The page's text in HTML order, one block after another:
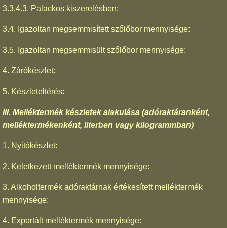
3.3.4.3. Palackos kiszerelésben:
3.4. Igazoltan megsemmisített szőlőbor mennyisége:
3.5. Igazoltan megsemmisült szőlőbor mennyisége:
4. Zárókészlet:
5. Készleteltérés:
III. Melléktermék készletek alakulása (adóraktáranként,
melléktermékenként, literben vagy kilogrammban)
1. Nyitókészlet:
2. Keletkezett melléktermék mennyisége:
3. Alkoholtermék adóraktárnak értékesített melléktermék
mennyisége:
4. Exportált melléktermék mennyisége: